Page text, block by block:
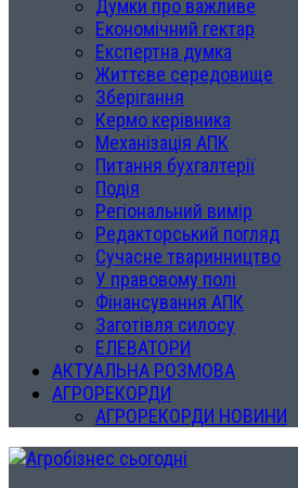
Думки про важливе
Економічний гектар
Експертна думка
Життєве середовище
Зберігання
Кермо керівника
Механізація АПК
Питання бухгалтерії
Подія
Регіональний вимір
Редакторський погляд
Сучасне тваринництво
У правовому полі
Фінансування АПК
Заготівля силосу
ЕЛЕВАТОРИ
АКТУАЛЬНА РОЗМОВА
АГРОРЕКОРДИ
АГРОРЕКОРДИ НОВИНИ